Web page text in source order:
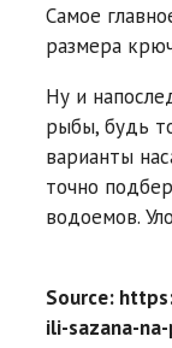
Самое
размера
Ну и
рыбы, будь
варианты
точно
водоемов.
Source:
ili-sazana-